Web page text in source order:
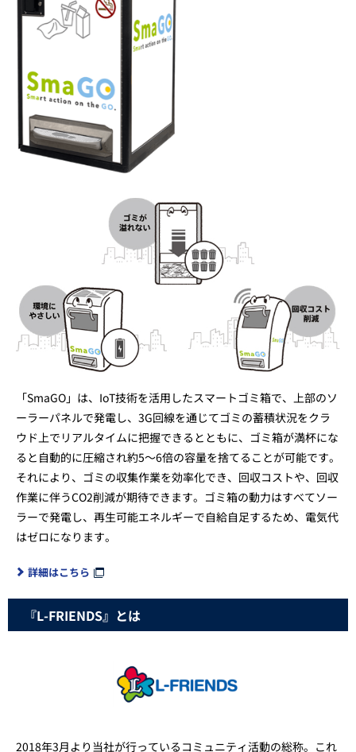
「SmaGO」は、IoT技術を活用したスマートゴミ箱で、上部のソ
ーラーパネルで発電し、3G回線を通じてゴミの蓄積状況をクラ
ウド上でリアルタイムに把握できるとともに、ゴミ箱が満杯にな
ると自動的に圧縮され約5～6倍の容量を捨てることが可能です。
それにより、ゴミの収集作業を効率化でき、回収コストや、回収
作業に伴うCO2削減が期待できます。ゴミ箱の動力はすべてソー
ラーで発電し、再生可能エネルギーで自給自足するため、電気代
はゼロになります。
詳細はこちら
『L-FRIENDS』とは
2018年3月より当社が行っているコミュニティ活動の総称。これ